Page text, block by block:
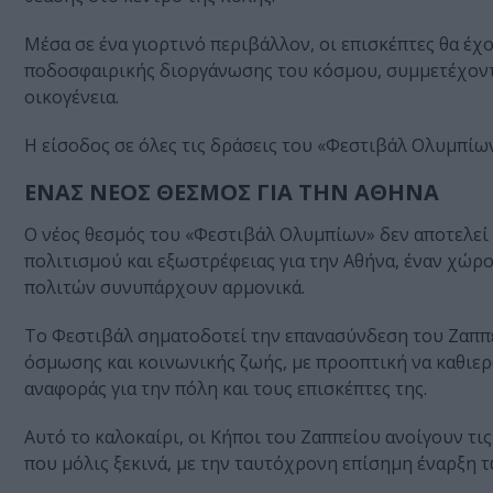
Μέσα σε ένα γιορτινό περιβάλλον, οι επισκέπτες θα
ποδοσφαιρικής διοργάνωσης του κόσμου,
οικογένεια.
Η είσοδος σε όλες τις δράσεις του «Φεστιβάλ
ΕΝΑΣ ΝΕΟΣ ΘΕΣΜΟΣ ΓΙΑ ΤΗΝ ΑΘΗΝΑ
Ο νέος θεσμός του «Φεστιβάλ Ολυμπίων» δεν
πολιτισμού και εξωστρέφειας για την Αθήνα, έναν
πολιτών συνυπάρχουν αρμονικά.
Το Φεστιβάλ σηματοδοτεί την επανασύνδεση του
όσμωσης και κοινωνικής ζωής, με προοπτική να
αναφοράς για την πόλη και τους επισκέπτες της.
Αυτό το καλοκαίρι, οι Κήποι του Ζαππείου ανοίγουν
που μόλις ξεκινά, με την ταυτόχρονη επίσημη έναρξη